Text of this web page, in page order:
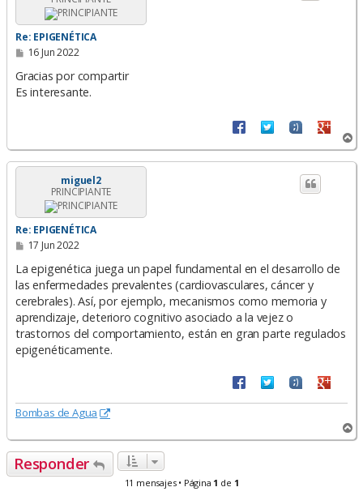
Re: EPIGENÉTICA
M
n
a
16 Jun 2022
Gracias por compartir
Es interesante.
r
r
miguel2
PRINCIPIANTE
Re: EPIGENÉTICA
M
n
a
j
e
17 Jun 2022
La epigenética juega un papel fundamental en el desarrollo de
las enfermedades prevalentes (cardiovasculares, cáncer y
cerebrales). Así, por ejemplo, mecanismos como memoria y
aprendizaje, deterioro cognitivo asociado a la vejez o
trastornos del comportamiento, están en gran parte regulados
epigenéticamente.
Bombas de Agua
r
Responder
11 mensajes • Página 1 de 1